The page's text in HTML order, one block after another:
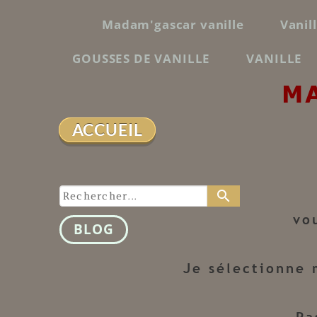
ACCUEIL
Madam'gascar vanille
GOUSSES DE VANILLE VANILLE
BLOG
search
Je sélectionne